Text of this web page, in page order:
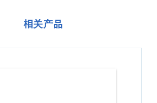
相关产品